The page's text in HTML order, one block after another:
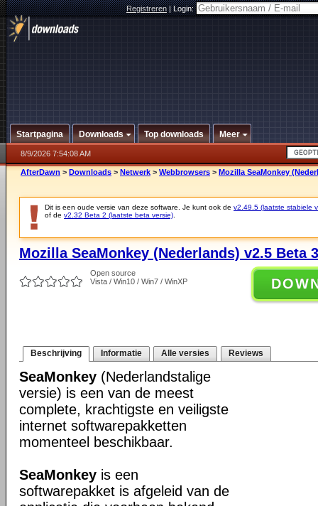
Registreren|Login:
Startpagina Downloads Top downloads Meer
8/9/2026 7:54:08 AM
AfterDawn > Downloads > Netwerk > Webbrowsers > Mozilla SeaMonkey
Dit is een oude versie van deze software. Je kunt ook de v2.49.5 (laatste stabiele
of de v2.32 Beta 2 (laatste beta versie)
Mozilla SeaMonkey (Nederlands) v2.5 Beta 3
Open source
Vista / Win10 / Win7 / WinXP
Beschrijving Informatie Alle versies Reviews
SeaMonkey (Nederlandstalige
versie) is een van de meest
complete, krachtigste en veiligste
internet softwarepakketten
momenteel beschikbaar.
SeaMonkey is een
softwarepakket is afgeleid van de